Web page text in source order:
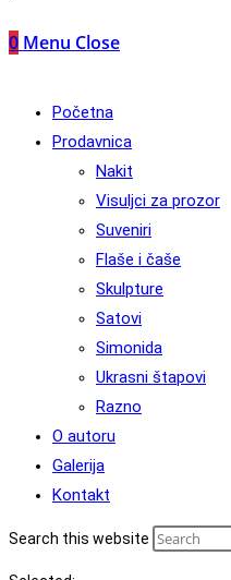
0 Menu Close
Početna
Prodavnica
Nakit
Visuljci za prozor
Suveniri
Flaše i čaše
Skulpture
Satovi
Simonida
Ukrasni štapovi
Razno
O autoru
Galerija
Kontakt
Search this website